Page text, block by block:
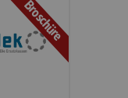
Broschüre